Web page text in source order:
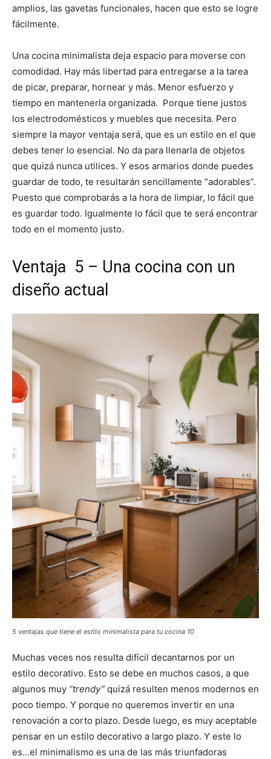
amplios, las gavetas funcionales, hacen que esto se logre
fácilmente.
Una cocina minimalista deja espacio para moverse con
comodidad. Hay más libertad para entregarse a la tarea
de picar, preparar, hornear y más. Menor esfuerzo y
tiempo en mantenerla organizada. Porque tiene justos
los electrodomésticos y muebles que necesita. Pero
siempre la mayor ventaja será, que es un estilo en el que
debes tener lo esencial. No da para llenarla de objetos
que quizá nunca utilices. Y esos armarios donde puedes
guardar de todo, te resultarán sencillamente “adorables”.
Puesto que comprobarás a la hora de limpiar, lo fácil que
es guardar todo. Igualmente lo fácil que te será encontrar
todo en el momento justo.
Ventaja 5 – Una cocina con un
diseño actual
5 ventajas que tiene el estilo minimalista para tu cocina 10
Muchas veces nos resulta difícil decantarnos por un
estilo decorativo. Esto se debe en muchos casos, a que
algunos muy “trendy” quizá resulten menos modernos en
poco tiempo. Y porque no queremos invertir en una
renovación a corto plazo. Desde luego, es muy aceptable
pensar en un estilo decorativo a largo plazo. Y este lo
es…el minimalismo es una de las más triunfadoras